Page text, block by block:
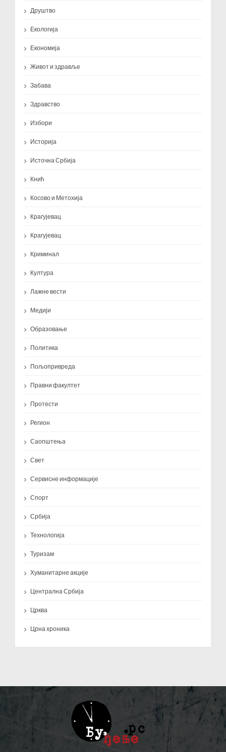
Друштво
Екологија
Економија
Живот и здравље
Забава
Здравство
Избори
Историја
Источна Србија
Кнић
Косово и Метохија
Крагујевац
Крагујевац
Криминал
Култура
Лажне вести
Медији
Образовање
Политика
Пољопривреда
Правни факултет
Протести
Регион
Саопштења
Свет
Сервисне информације
Спорт
Србија
Технологија
Туризам
Хуманитарне акције
Централна Србија
Црква
Црна хроника